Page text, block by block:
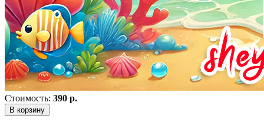
Стоимость: 390 р.
В корзину